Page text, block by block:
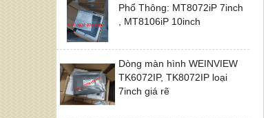
Phổ Thông: MT8072iP 7inch
, MT8106iP 10inch
Dòng màn hình WEINVIEW
TK6072IP, TK8072IP loại
7inch giá rẽ